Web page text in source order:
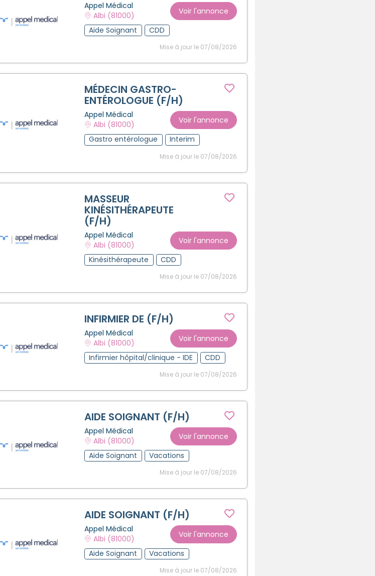
Appel Médical
Albi (81000)
Voir l'annonce
Aide Soignant
CDD
Mise à jour le 07/08/2026
MÉDECIN GASTRO-
ENTÉROLOGUE (F/H)
Appel Médical
Albi (81000)
Voir l'annonce
Gastro entérologue
Interim
Mise à jour le 07/08/2026
MASSEUR
KINÉSITHÉRAPEUTE
(F/H)
Appel Médical
Albi (81000)
Voir l'annonce
Kinésithérapeute
CDD
Mise à jour le 07/08/2026
INFIRMIER DE (F/H)
Appel Médical
Albi (81000)
Voir l'annonce
Infirmier hôpital/clinique - IDE
CDD
Mise à jour le 07/08/2026
AIDE SOIGNANT (F/H)
Appel Médical
Albi (81000)
Voir l'annonce
Aide Soignant
Vacations
Mise à jour le 07/08/2026
AIDE SOIGNANT (F/H)
Appel Médical
Albi (81000)
Voir l'annonce
Aide Soignant
Vacations
Mise à jour le 07/08/2026